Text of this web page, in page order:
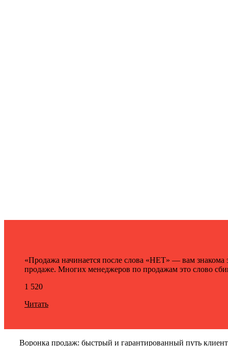
«Продажа начинается после слова «НЕТ» — вам
продаже. Многих менеджеров по продажам это слово
1 520
Читать
Воронка продаж: быстрый и гарантированный путь